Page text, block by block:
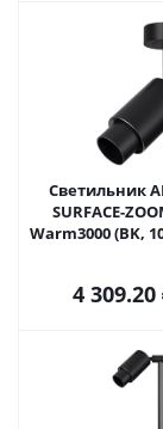
Светильник
SURFACE-
Warm3000 (BK,
4 309.20